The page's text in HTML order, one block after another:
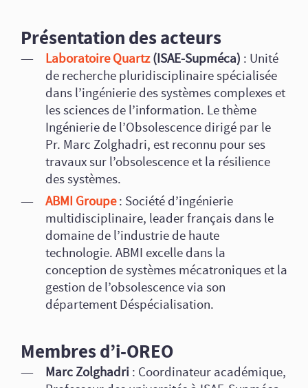
Présentation des acteurs
Laboratoire Quartz(ISAE-Supméca) : Unité
de recherche pluridisciplinaire spécialisée
dans l’ingénierie des systèmes complexes et
les sciences de l’information. Le thème
Ingénierie de l’Obsolescence dirigé par le
Pr. Marc Zolghadri, est reconnu pour ses
travaux sur l’obsolescence et la résilience
des systèmes.
ABMI Groupe : Société d’ingénierie
multidisciplinaire, leader français dans le
domaine de l’industrie de haute
technologie. ABMI excelle dans la
conception de systèmes mécatroniques et la
gestion de l’obsolescence via son
département Déspécialisation.
Membres d’i-OREO
Marc Zolghadri : Coordinateur académique,